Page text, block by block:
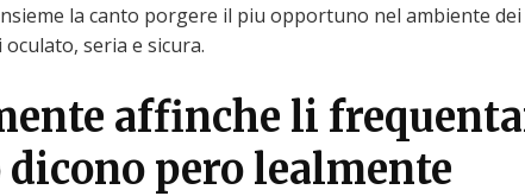
la canto porgere il piu opportuno nel ambiente
seria e sicura.
affinche li
pero lealmente